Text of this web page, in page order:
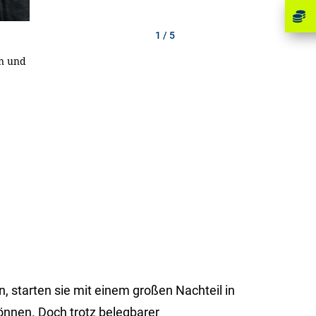
und
1 / 5
wichtig lesen, aber
2 / 5
3 / 5
des
4 / 5
die Brücken
5 / 5
starten sie mit einem großen Nachteil in
Doch trotz belegbarer